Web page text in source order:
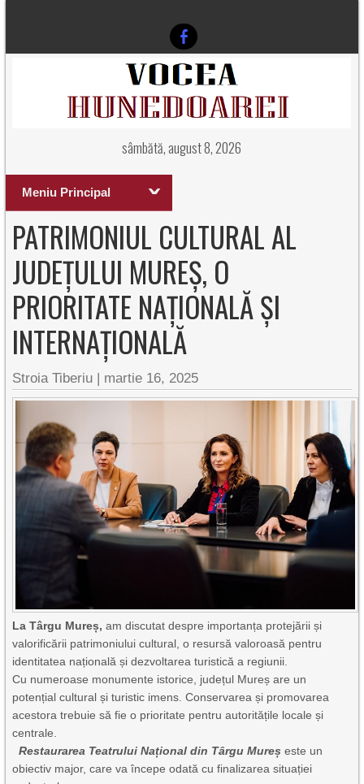
sâmbătă, august 8, 2026
Meniu Principal
PATRIMONIUL CULTURAL AL
JUDEȚULUI MUREȘ, O
PRIORITATE NAȚIONALĂ ȘI
INTERNAȚIONALĂ
Stroia Tiberiu | martie 16, 2025
La Târgu Mureș, am discutat despre importanța protejării și
valorificării patrimoniului cultural, o resursă valoroasă pentru
identitatea națională și dezvoltarea turistică a regiunii.
Cu numeroase monumente istorice, județul Mureș are un
potențial cultural și turistic imens. Conservarea și promovarea
acestora trebuie să fie o prioritate pentru autoritățile locale și
centrale.
Restaurarea Teatrului Național din Târgu Mureș este un
obiectiv major, care va începe odată cu finalizarea situației